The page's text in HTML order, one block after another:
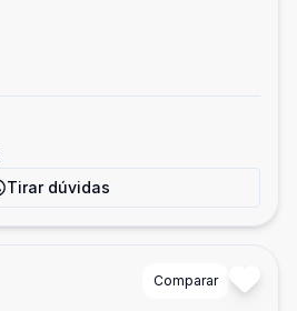
Tirar dúvidas
Comparar